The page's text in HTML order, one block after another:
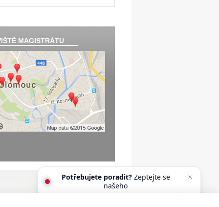
MAGISTRÁTU
Potřebujete poradit?Zeptejte se
našeho asistenta Oldy.